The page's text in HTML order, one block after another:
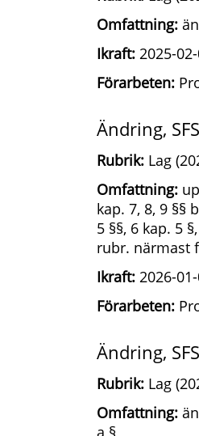
Omfattning:
Ikraft: 2025-02-
Förarbeten:
Ändring,
Rubrik: Lag
Omfattning:
kap. 7, 8, 9 §§
5 §§, 6 kap. 5
rubr. närmast
Ikraft: 2026-01-
Förarbeten:
Ändring,
Rubrik: Lag
Omfattning:
a §